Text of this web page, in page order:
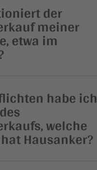
der
meiner
etwa im
habe ich
welche
Hausanker?